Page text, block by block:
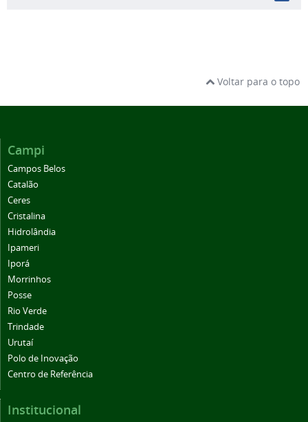
Voltar para o topo
Campi
Campos Belos
Catalão
Ceres
Cristalina
Hidrolândia
Ipameri
Iporá
Morrinhos
Posse
Rio Verde
Trindade
Urutaí
Polo de Inovação
Centro de Referência
Institucional